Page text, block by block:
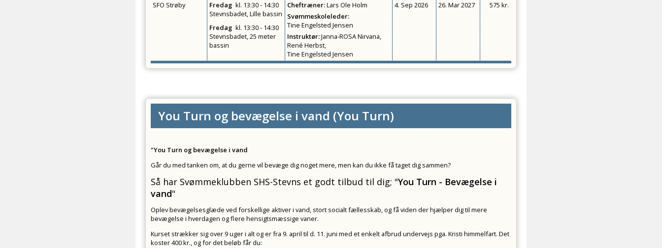
SFO Strøby
Fredag kl. 13:30 - 14:30
Stevnsbadet, Lille bassin
Fredag kl. 13:30 - 14:30
Stevnsbadet, 25 meter
bassin
Cheftræner:Lars Ole Holm
Svømmeskoleleder:
Tine Engelsted Jensen
Instruktør:Janna-ROSA Nirvana,
René Herbst,
Tine Engelsted Jensen
4. Sep 2026 26. Mar 2027 575 kr.
You Turn og bevægelse i vand (You Turn)
"You Turn og bevægelse i vand
Går du med tanken om, at du gerne vil bevæge dig noget mere, men kan du ikke få taget dig sammen?
Så har Svømmeklubben SHS-Stevns et godt tilbud til dig; "You Turn - Bevægelse i
vand"
Oplev bevægelsesglæde ved forskellige aktiver i vand, stort socialt fællesskab, og få viden der hjælper dig til mere
bevægelse i hverdagen og flere hensigtsmæssige vaner.
Kurset strækker sig over 9 uger i alt og er fra 9. april til d. 11. juni med et enkelt afbrud undervejs pga. Kristi himmelfart. Det
koster 400 kr., og for det beløb får du: